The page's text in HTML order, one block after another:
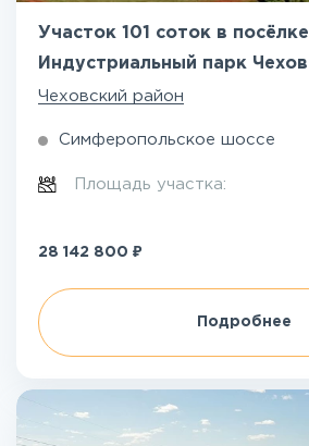
Участок 101 соток в посёлке
Индустриальный парк Чехов
Чеховский район
Симферопольское шоссе
Площадь участка:
28 142 800 ₽
Подробнее